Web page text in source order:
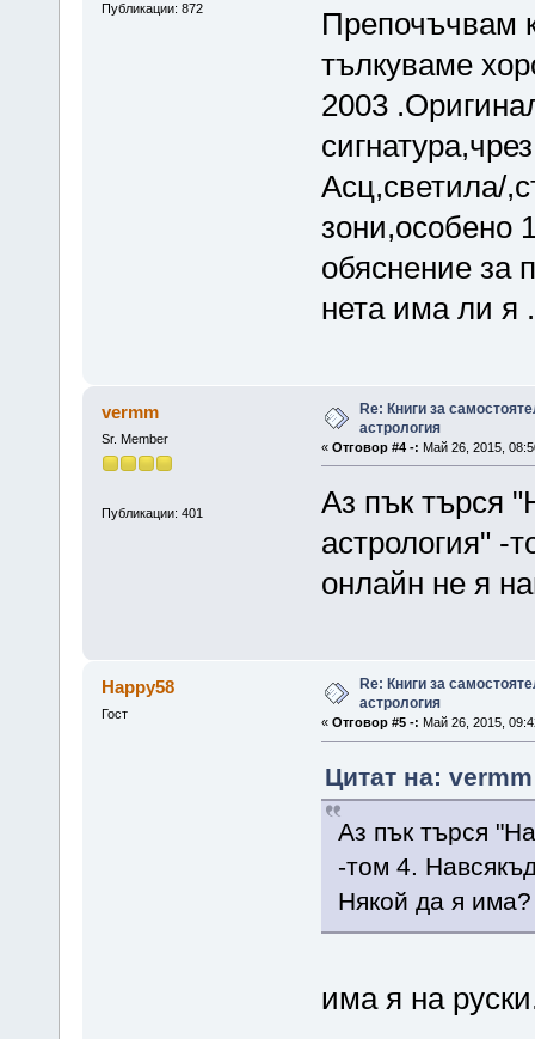
Публикации: 872
Препочъчвам
тълкуваме
2003
Асц,светила/
зони,особено
обяснение за
нета има ли я .
vermm
Sr. Member
Публикации: 401
Re: Книги за
астрология
« Отговор #4 -: Май 26, 2015,
Аз пък търся
астрология" -
онлайн не я
Happy58
Гост
Re: Книги за
астрология
« Отговор #5 -: Май 26, 2015,
Цитат на:
Аз пък търся
-том 4.
Някой да я има?
има я на